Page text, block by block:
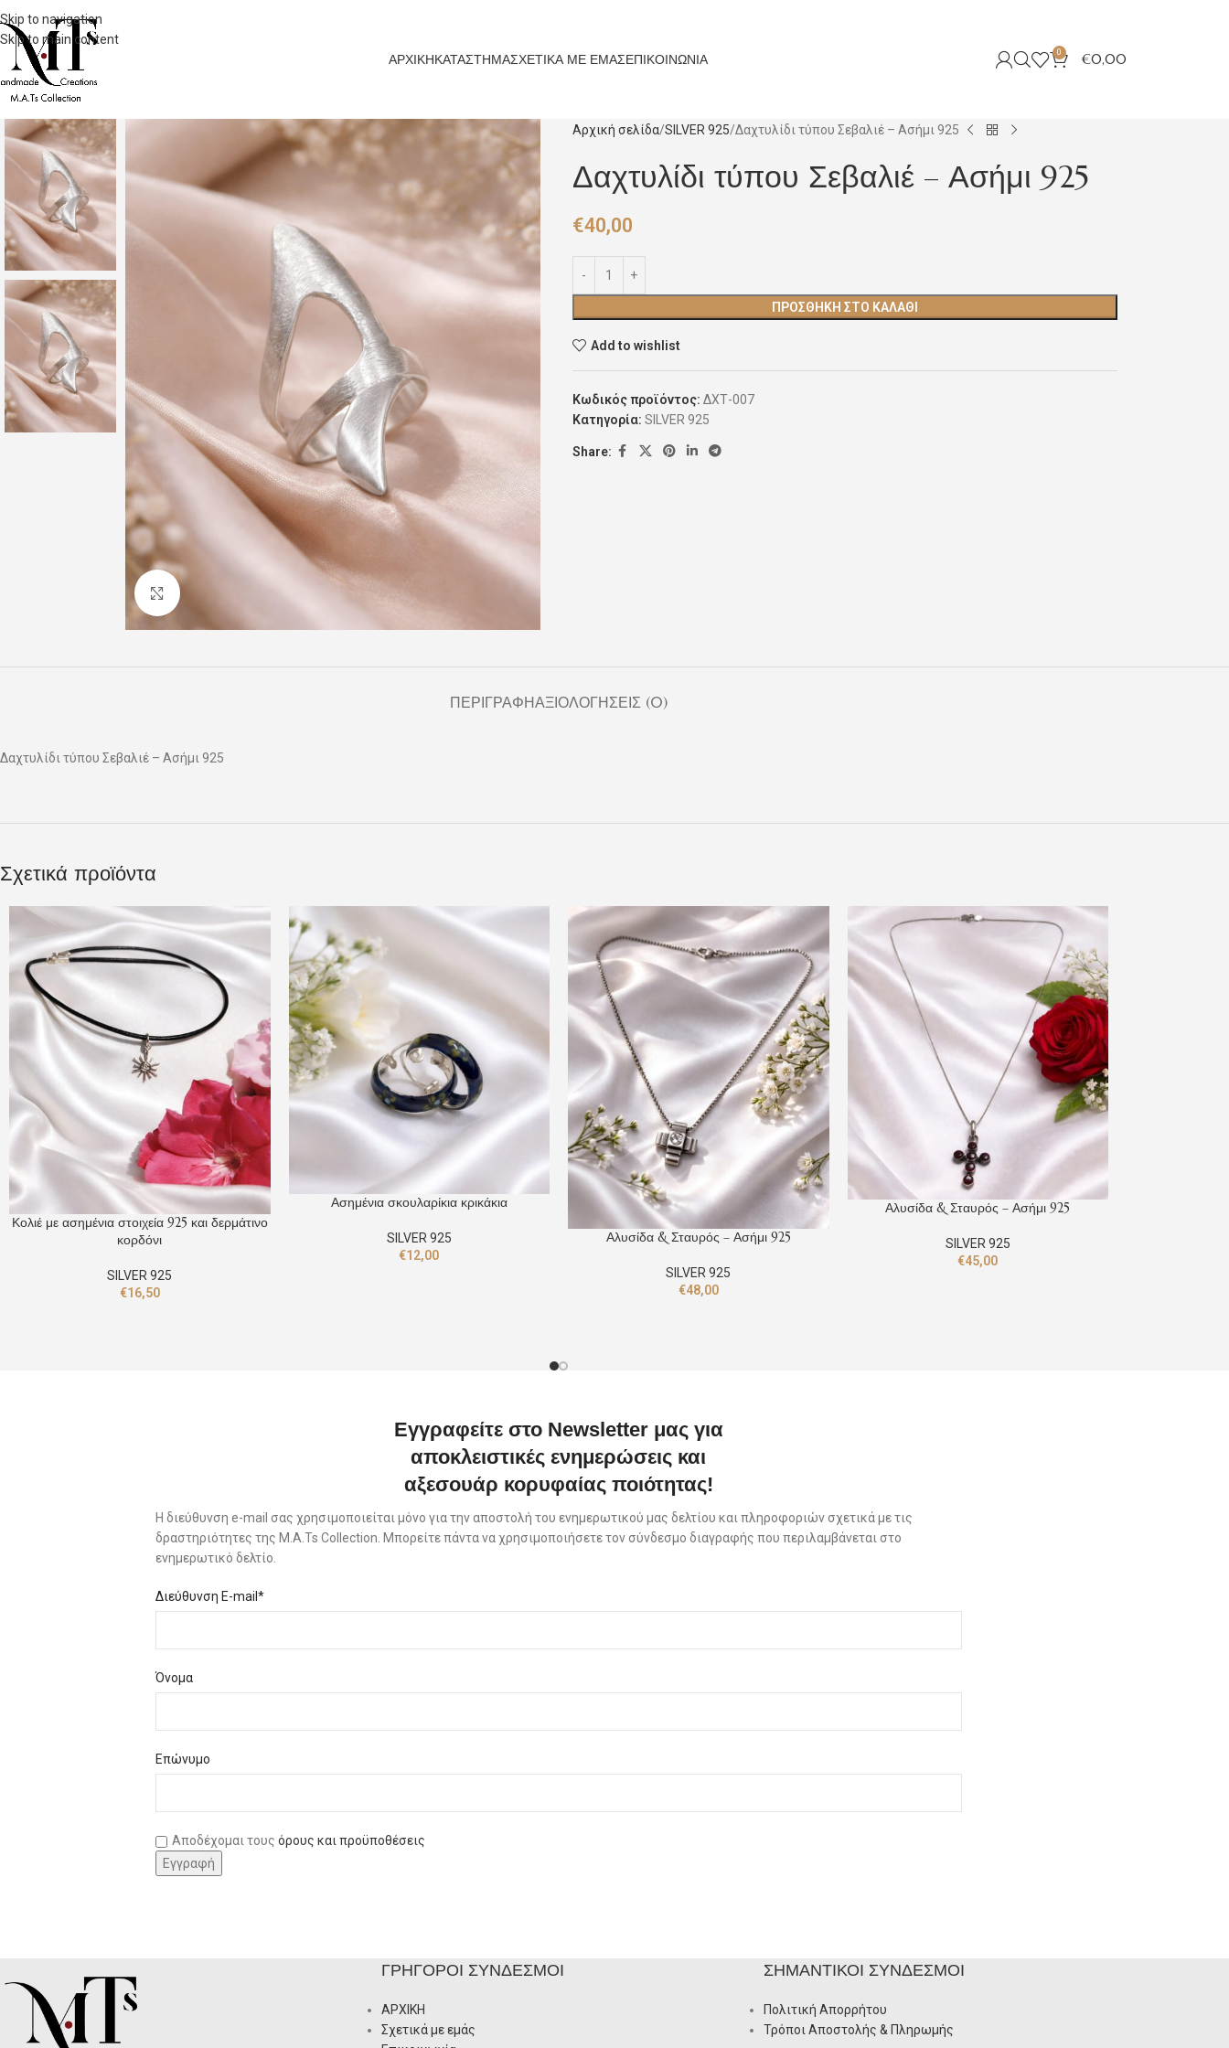
Skip to navigation
Skip to main content
ΑΡΧΙΚΗΚΑΤΑΣΤΗΜΑΣΧΕΤΙΚΑ ΜΕ ΕΜΑΣΕΠΙΚΟΙΝΩΝΙΑ 0 €0,00
Αρχική σελίδα SILVER 925 Δαχτυλίδι τύπου Σεβαλιέ – Ασήμι 925
Δαχτυλίδι τύπου Σεβαλιέ – Ασήμι 925
€40,00
ΠΡΟΣΘΉΚΗ ΣΤΟ ΚΑΛΆΘΙ
Add to wishlist
Κωδικός προϊόντος: ΔΧΤ-007
Κατηγορία: SILVER 925
Share:
ΠΕΡΙΓΡΑΦΉΑΞΙΟΛΟΓΉΣΕΙΣ (0)
Δαχτυλίδι τύπου Σεβαλιέ – Ασήμι 925
Σχετικά προϊόντα
Κολιέ με ασημένια στοιχεία 925 και δερμάτινο
κορδόνι
SILVER 925
€16,50
Ασημένια σκουλαρίκια κρικάκια
SILVER 925
€12,00
Αλυσίδα & Σταυρός – Ασήμι 925
SILVER 925
€48,00
Αλυσίδα & Σταυρός – Ασήμι 925
SILVER 925
€45,00
Εγγραφείτε στο Newsletter μας για
αποκλειστικές ενημερώσεις και
αξεσουάρ κορυφαίας ποιότητας!
Η διεύθυνση e-mail σας χρησιμοποιείται μόνο για την αποστολή του ενημερωτικού μας δελτίου και πληροφοριών σχετικά με τις
δραστηριότητες της M.A.Ts Collection. Μπορείτε πάντα να χρησιμοποιήσετε τον σύνδεσμο διαγραφής που περιλαμβάνεται στο
ενημερωτικό δελτίο.
Διεύθυνση E-mail*
Όνομα
Επώνυμο
Αποδέχομαι τους όρους και προϋποθέσεις
ΓΡΉΓΟΡΟΙ ΣΎΝΔΕΣΜΟΙ
ΑΡΧΙΚΗ
Σχετικά με εμάς
ΣΗΜΑΝΤΙΚΟΊ ΣΎΝΔΕΣΜΟΙ
Πολιτική Απορρήτου
Τρόποι Αποστολής & Πληρωμής